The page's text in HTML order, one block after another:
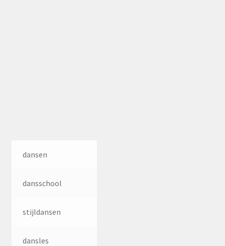
dansen
dansschool
stijldansen
dansles